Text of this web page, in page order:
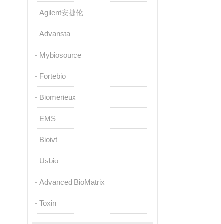
Agilent安捷伦
Advansta
Mybiosource
Fortebio
Biomerieux
EMS
Bioivt
Usbio
Advanced BioMatrix
Toxin